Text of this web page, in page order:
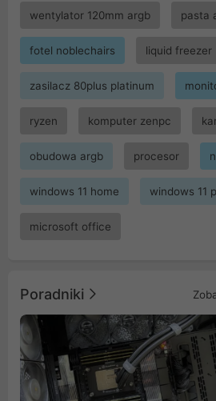
wentylator 120mm argb pasta
fotel noblechairs liquid freezer
zasilacz 80plus platinum
ryzen komputer zenpc
obudowa argb procesor
windows 11 home windows 11
microsoft office
Poradniki